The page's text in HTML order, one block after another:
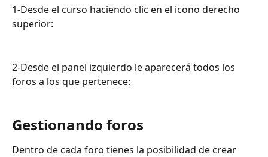
1-Desde el curso haciendo clic en el icono derecho
superior:
2-Desde el panel izquierdo le aparecerá todos los
foros a los que pertenece:
Gestionando foros
Dentro de cada foro tienes la posibilidad de crear